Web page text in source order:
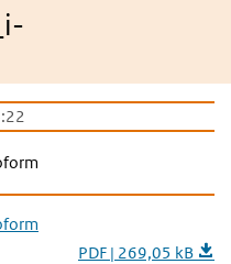
PDF | 269,05 kB